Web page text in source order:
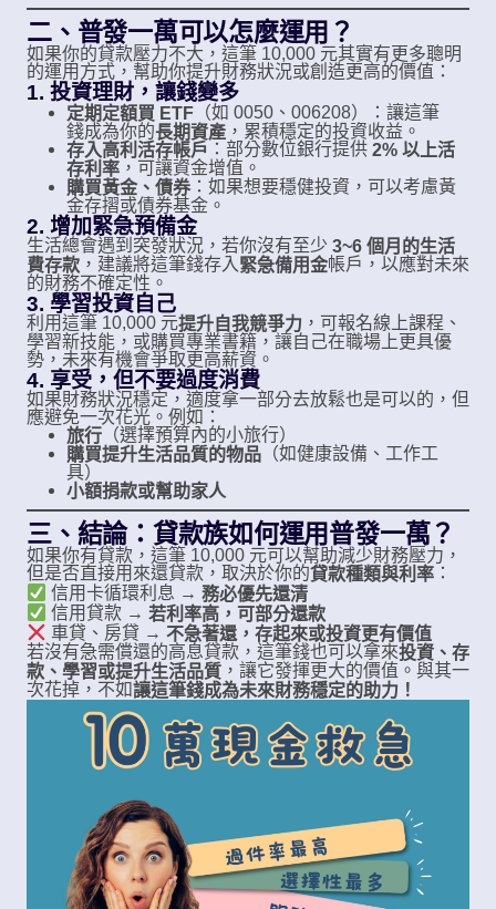
二、普發一萬可以怎麼運用？
如果你的貸款壓力不大，這筆 10,000 元其實有更多聰明
的運用方式，幫助你提升財務狀況或創造更高的價值：
1. 投資理財，讓錢變多
定期定額買 ETF （如 0050、006208）：讓這筆
錢成為你的長期資產 ，累積穩定的投資收益。
存入高利活存帳戶 ：部分數位銀行提供 2% 以上活
存利率 ，可讓資金增值。
購買黃金、債券：如果想要穩健投資，可以考慮黃
金存摺或債券基金。
2. 增加緊急預備金
生活總會遇到突發狀況，若你沒有至少 3~6 個月的生活
費存款 ，建議將這筆錢存入 緊急備用金帳戶，以應對未來
的財務不確定性。
3. 學習投資自己
利用這筆 10,000 元提升自我競爭力 ，可報名線上課程、
學習新技能，或購買專業書籍，讓自己在職場上更具優
勢，未來有機會爭取更高薪資。
4. 享受，但不要過度消費
如果財務狀況穩定，適度拿一部分去放鬆也是可以的，但
應避免一次花光。例如：
旅行 （選擇預算內的小旅行）
購買提升生活品質的物品 （如健康設備、工作工
具）
小額捐款或幫助家人
三、結論：貸款族如何運用普發一萬？
如果你有貸款，這筆 10,000 元可以幫助減少財務壓力，
但是否直接用來還貸款，取決於你的貸款種類與利率 ：
信用卡循環利息 →務必優先還清
信用貸款 →若利率高，可部分還款
車貸、房貸 →不急著還，存起來或投資更有價值
若沒有急需償還的高息貸款，這筆錢也可以拿來投資、存
款、學習或提升生活品質 ，讓它發揮更大的價值。與其一
次花掉，不如讓這筆錢成為未來財務穩定的助力！